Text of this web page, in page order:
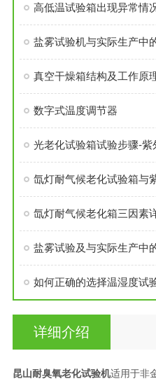
高低温试验箱出现异常情
盐雾试验机与实际生产中
真空干燥箱结构及工作原
数字式温度调节器
光老化试验箱试验步骤-紫
氙灯耐气候老化箱三因素
盐雾试验及与实际生产中
如何正确的选择温湿度试
详细介绍
昆山耐臭氧老化试验机适用于非